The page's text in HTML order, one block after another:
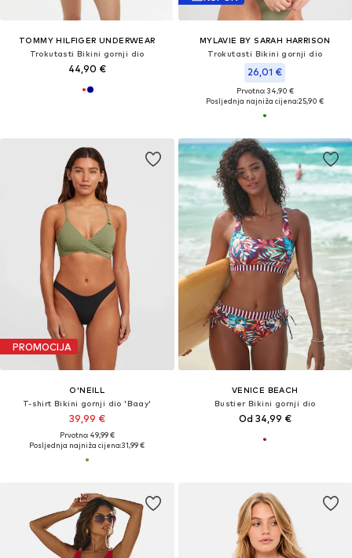
TOMMY HILFIGER UNDERWEAR
Trokutasti Bikini gornji dio
44,90 €
MYLAVIE BY SARAH HARRISON
Trokutasti Bikini gornji dio
26,01 €
Prvotno: 34,90 €
Posljednja najniža cijena:25,90 €
PROMOCIJA
O'NEILL
T-shirt Bikini gornji dio 'Baay'
39,99 €
Prvotno: 49,99 €
Posljednja najniža cijena:31,99 €
VENICE BEACH
Bustier Bikini gornji dio
Od 34,99 €